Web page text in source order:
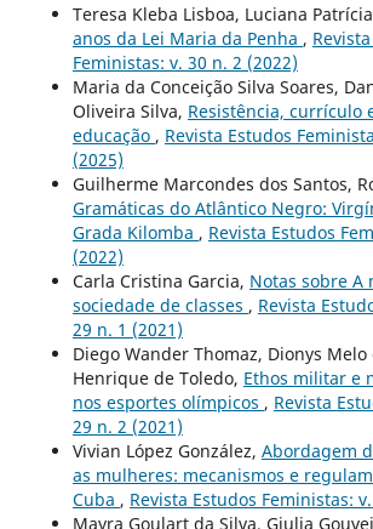
Teresa Kleba Lisboa, Luciana
anos da Lei Maria da Penha ,
Feministas: v. 30 n. 2 (2022)
Maria da Conceição Silva Soares,
Oliveira Silva, Resistência, currículo
educação , Revista Estudos
(2025)
Guilherme Marcondes dos Santos,
Gramáticas do Atlântico Negro:
Grada Kilomba , Revista Estudos
(2022)
Carla Cristina Garcia, Notas sobre A
sociedade de classes , Revista
29 n. 1 (2021)
Diego Wander Thomaz, Dionys Melo
Henrique de Toledo, Ethos militar e
nos esportes olímpicos , Revista
29 n. 2 (2021)
Vivian López González, Abordagem
as mulheres: mecanismos e
Cuba , Revista Estudos Feministas:
Mayra Goulart da Silva, Giulia